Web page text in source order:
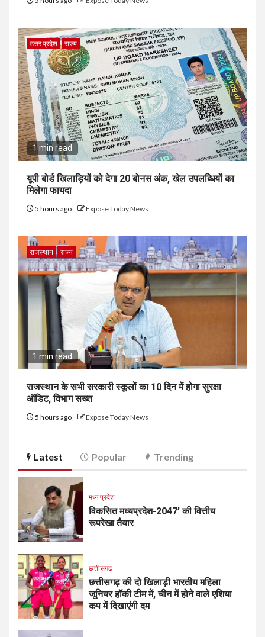
उत्तर प्रदेश राज्य
1 min read
यूपी बोर्ड खिलाड़ियों को देगा 20 बोनस अंक, खेल उपलब्धियों का
मिलेगा फायदा
5 hours ago Expose Today News
राजस्थान राज्य
1 min read
राजस्थान के सभी सरकारी स्कूलों का 10 दिन में होगा सुरक्षा
ऑडिट, विभाग सख्त
5 hours ago Expose Today News
Latest Popular Trending
मध्य प्रदेश
विकसित मध्यप्रदेश-2047’ की वित्तीय
रूपरेखा तैयार
छत्तीसगढ
छत्तीसगढ़ की दो खिलाड़ी भारतीय महिला
जूनियर हॉकी टीम में, चीन में होने वाले एशिया
कप में दिखाएंगी दम